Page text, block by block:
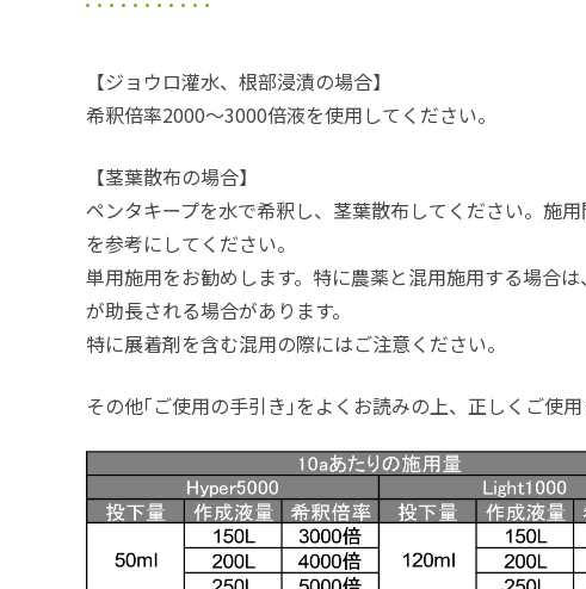
【ジョウロ灌水、根部浸漬の場合】
希釈倍率2000～3000倍液を使用してください。
【茎葉散布の場合】
ペンタキープを水で希釈し、茎葉散布してください。施
を参考にしてください。
単用施用をお勧めします。特に農薬と混用施用する場合
が助長される場合があります。
特に展着剤を含む混用の際にはご注意ください。
その他｢ご使用の手引き｣をよくお読みの上、正しくご使用